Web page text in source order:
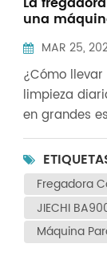
una
la limpieza
MAR 25,
¿Cómo
limpieza
en grandes
metros
logísticos y
Fregadora
Fregadora
JIECHI
Máquina